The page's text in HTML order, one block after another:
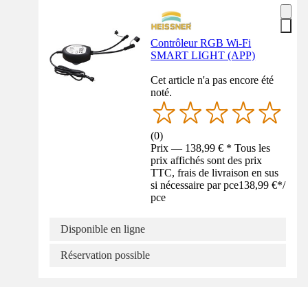
Contrôleur RGB Wi-Fi
SMART LIGHT (APP)
Cet article n'a pas encore été
noté.
(0)
Prix — 138,99 € * Tous les
prix affichés sont des prix
TTC, frais de livraison en sus
si nécessaire par pce138,99 €*/
pce
Disponible en ligne
Réservation possible